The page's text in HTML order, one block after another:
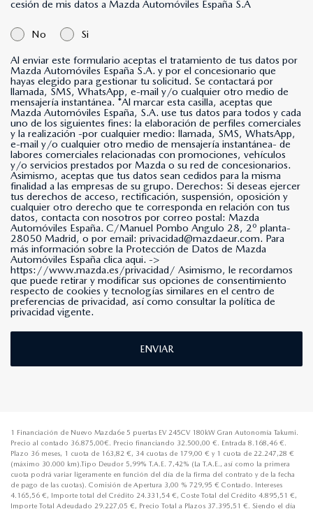
cesión de mis datos a Mazda Automóviles España S.A
No Si
Al enviar este formulario aceptas el tratamiento de tus datos por
Mazda Automóviles España S.A. y por el concesionario que
hayas elegido para gestionar tu solicitud. Se contactará por
llamada, SMS, WhatsApp, e-mail y/o cualquier otro medio de
mensajería instantánea. *Al marcar esta casilla, aceptas que
Mazda Automóviles España, S.A. use tus datos para todos y cada
uno de los siguientes fines: la elaboración de perfiles comerciales
y la realización -por cualquier medio: llamada, SMS, WhatsApp,
e-mail y/o cualquier otro medio de mensajería instantánea- de
labores comerciales relacionadas con promociones, vehículos
y/o servicios prestados por Mazda o su red de concesionarios.
Asimismo, aceptas que tus datos sean cedidos para la misma
finalidad a las empresas de su grupo. Derechos: Si deseas ejercer
tus derechos de acceso, rectificación, suspensión, oposición y
cualquier otro derecho que te corresponda en relación con tus
datos, contacta con nosotros por correo postal: Mazda
Automóviles España. C/Manuel Pombo Angulo 28, 2º planta-
28050 Madrid, o por email: privacidad@mazdaeur.com. Para
más información sobre la Protección de Datos de Mazda
Automóviles España clica aqui. ->
https://www.mazda.es/privacidad/
que puede retirar y modificar sus opciones de consentimiento
respecto de cookies y tecnologías similares en el centro de
preferencias de privacidad, así como consultar la política de
privacidad vigente.
ENVIAR
1 Financiación de Nuevo Mazda6e 5 puertas EV 245CV 180kW Gran Autonomía Takumi.
Precio al contado 36.875,00€. Precio financiando 32.500,00 €. Entrada 8.168,46 €.
Plazo 36 meses, 1 cuota de 163,82 €, 34 cuotas de 179,00 € y 1 cuota de 22.247,28 €
(máximo 30.000 km).Tipo Deudor 5,99% T.A.E. 7,42% (La T.A.E., así como la primera
cuota podrá variar ligeramente en función del día de la firma del contrato y de la fecha
de pago de las cuotas). Comisión de Apertura 3,00 % 729,95 € Contado. Intereses
4.165,56 €, Importe total del Crédito 24.331,54 €, Coste Total del Crédito 4.895,51 €,
Importe Total Adeudado 29.227,05 €, Precio Total a Plazos 37.395,51 €. Siendo el día